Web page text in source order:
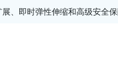
、即时弹性伸缩和高级安全